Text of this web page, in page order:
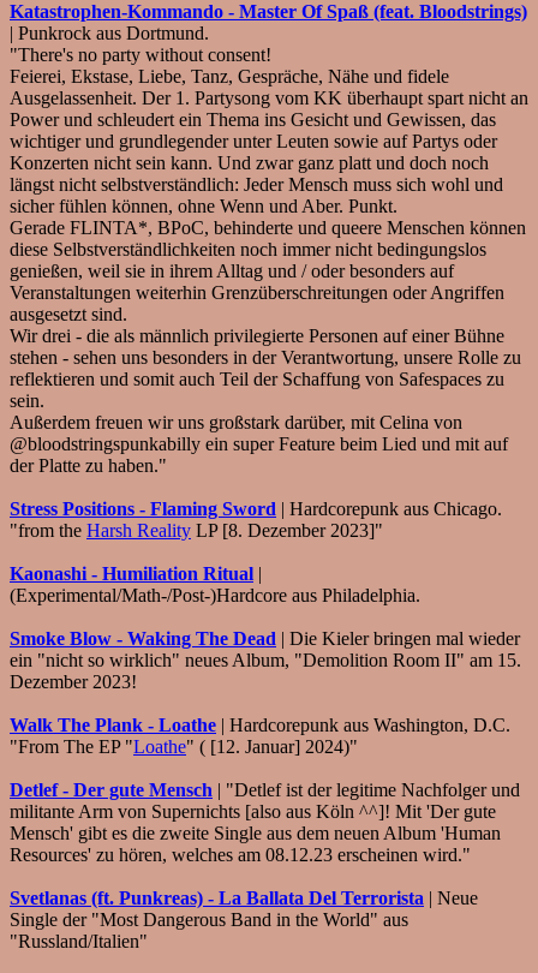
Katastrophen-Kommando - Master Of Spaß (feat. Bloodstrings)
| Punkrock aus Dortmund.
"There's no party without consent!
Feierei, Ekstase, Liebe, Tanz, Gespräche, Nähe und fidele
Ausgelassenheit. Der 1. Partysong vom KK überhaupt spart nicht an
Power und schleudert ein Thema ins Gesicht und Gewissen, das
wichtiger und grundlegender unter Leuten sowie auf Partys oder
Konzerten nicht sein kann. Und zwar ganz platt und doch noch
längst nicht selbstverständlich: Jeder Mensch muss sich wohl und
sicher fühlen können, ohne Wenn und Aber. Punkt.
Gerade FLINTA*, BPoC, behinderte und queere Menschen können
diese Selbstverständlichkeiten noch immer nicht bedingungslos
genießen, weil sie in ihrem Alltag und / oder besonders auf
Veranstaltungen weiterhin Grenzüberschreitungen oder Angriffen
ausgesetzt sind.
Wir drei - die als männlich privilegierte Personen auf einer Bühne
stehen - sehen uns besonders in der Verantwortung, unsere Rolle zu
reflektieren und somit auch Teil der Schaffung von Safespaces zu
sein.
Außerdem freuen wir uns großstark darüber, mit Celina von
@bloodstringspunkabilly ein super Feature beim Lied und mit auf
der Platte zu haben."
Stress Positions - Flaming Sword | Hardcorepunk aus Chicago.
"from the Harsh Reality LP [8. Dezember 2023]"
Kaonashi - Humiliation Ritual |
(Experimental/Math-/Post-)Hardcore aus Philadelphia.
Smoke Blow - Waking The Dead | Die Kieler bringen mal wieder
ein "nicht so wirklich" neues Album, "Demolition Room II" am 15.
Dezember 2023!
Walk The Plank - Loathe | Hardcorepunk aus Washington, D.C.
"From The EP "Loathe" ( [12. Januar] 2024)"
Detlef - Der gute Mensch | "Detlef ist der legitime Nachfolger und
militante Arm von Supernichts [also aus Köln ^^]! Mit 'Der gute
Mensch' gibt es die zweite Single aus dem neuen Album 'Human
Resources' zu hören, welches am 08.12.23 erscheinen wird."
Svetlanas (ft. Punkreas) - La Ballata Del Terrorista | Neue
Single der "Most Dangerous Band in the World" aus
"Russland/Italien"